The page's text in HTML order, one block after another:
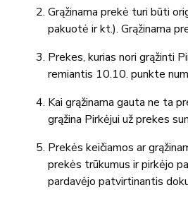
Grąžinama prekė turi būti
pakuotė ir kt.). Grąžinama
Prekes, kurias nori grąžinti
remiantis 10.10. punkte
Kai grąžinama gauta ne ta
grąžina Pirkėjui už prekes
Prekės keičiamos ar
prekės trūkumus ir pirkėjo
pardavėjo patvirtinantis